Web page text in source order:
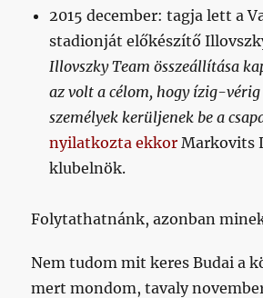
2015 december: tagja lett a
stadionját előkészítő
Illovszky Team összeállítása
az volt a célom, hogy ízig-vérig
személyek kerüljenek be a
nyilatkozta ekkor Markovits
klubelnök.
Folytathatnánk, azonban
Nem tudom mit keres Budai a
mert mondom, tavaly